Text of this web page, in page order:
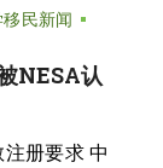
移民新闻
NESA认
册要求 中